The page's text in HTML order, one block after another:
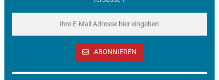
ABONNIEREN